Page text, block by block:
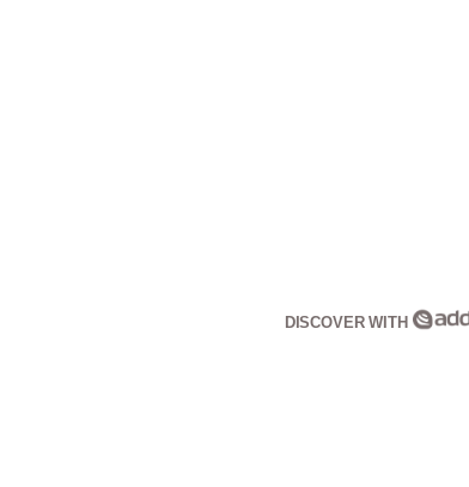
DISCOVER WITH